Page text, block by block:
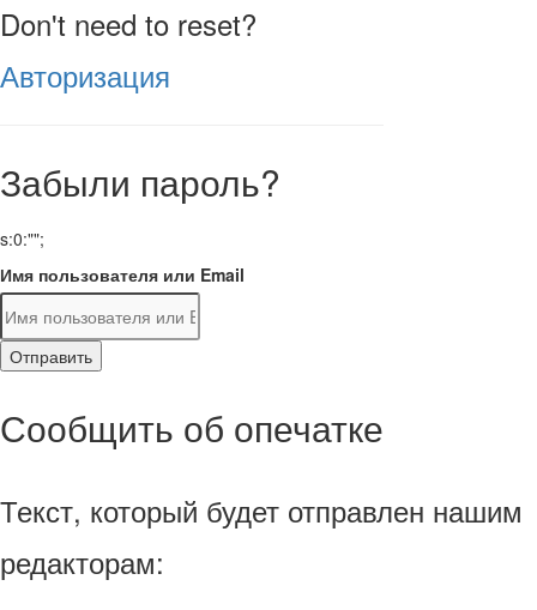
Don't need to reset?
Авторизация
Забыли пароль?
s:0:"";
Имя пользователя или Email
Отправить
Сообщить об опечатке
Текст, который будет отправлен нашим
редакторам: